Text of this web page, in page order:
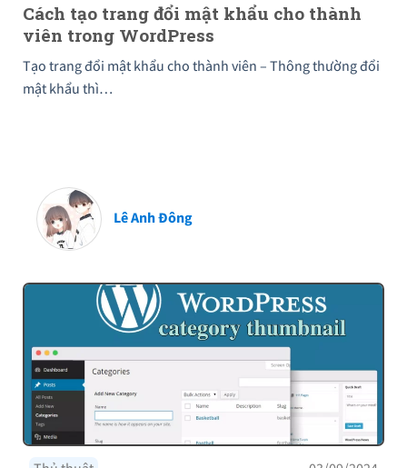
Cách tạo trang đổi mật khẩu cho thành
viên trong WordPress
Tạo trang đổi mật khẩu cho thành viên – Thông thường đổi
mật khẩu thì…
Lê Anh Đông